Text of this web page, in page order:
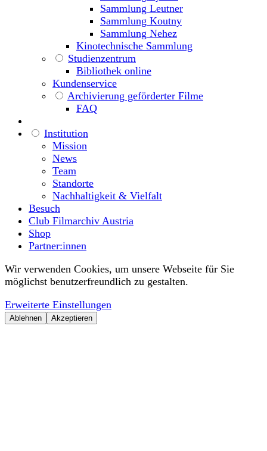
Sammlung Leutner
Sammlung Koutny
Sammlung Nehez
Kinotechnische Sammlung
Studienzentrum
Bibliothek online
Kundenservice
Archivierung geförderter Filme
FAQ
Institution
Mission
News
Team
Standorte
Nachhaltigkeit & Vielfalt
Besuch
Club Filmarchiv Austria
Shop
Partner:innen
Wir verwenden Cookies, um unsere Webseite für Sie
möglichst benutzerfreundlich zu gestalten.
Erweiterte Einstellungen
Ablehnen Akzeptieren